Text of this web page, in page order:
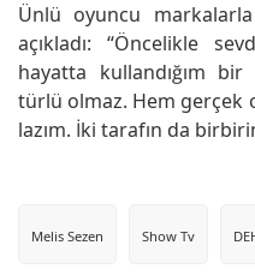
Ünlü oyuncu
açıkladı: “Öncelikle
hayatta kullandığım
türlü olmaz. Hem gerçek
lazım. İki tarafın da
Melis Sezen Show Tv